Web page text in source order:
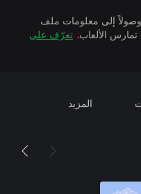
وصولاً إلى معلومات ملف
تعرّف على
المزيد